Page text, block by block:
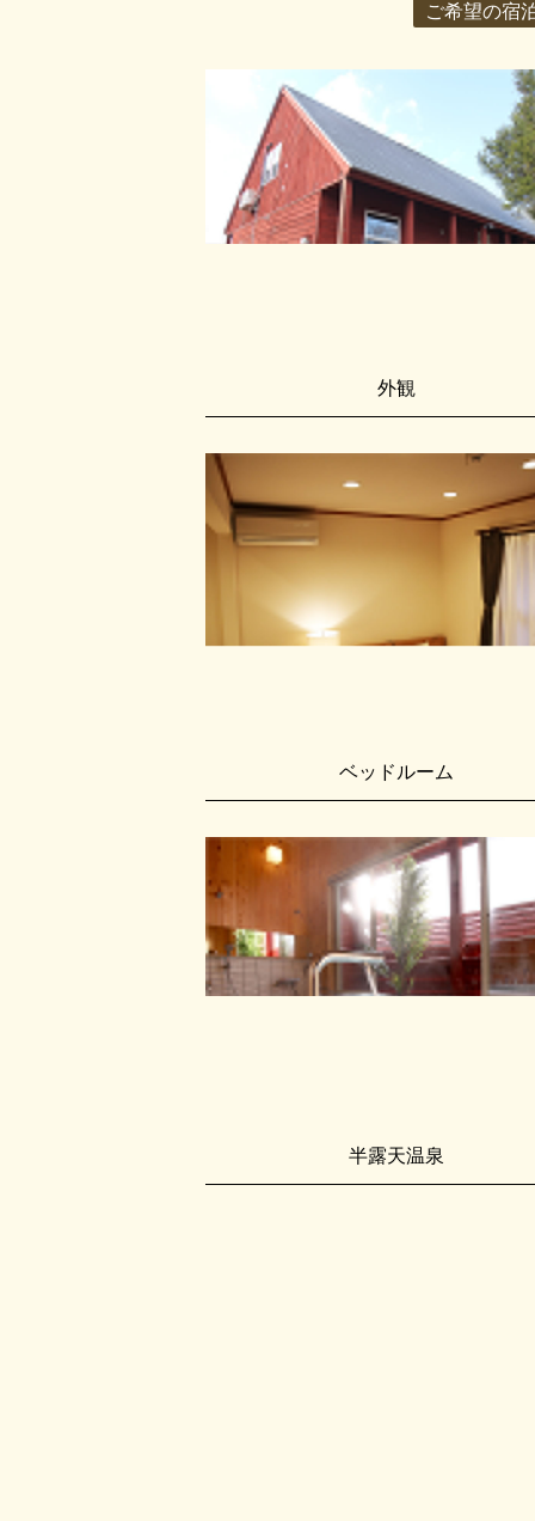
ご希望の宿
外観
ベッドルーム
半露天温泉